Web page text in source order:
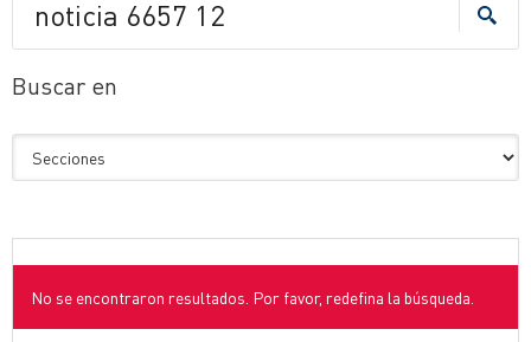
Buscar en
No se encontraron resultados. Por favor, redefina la búsqueda.